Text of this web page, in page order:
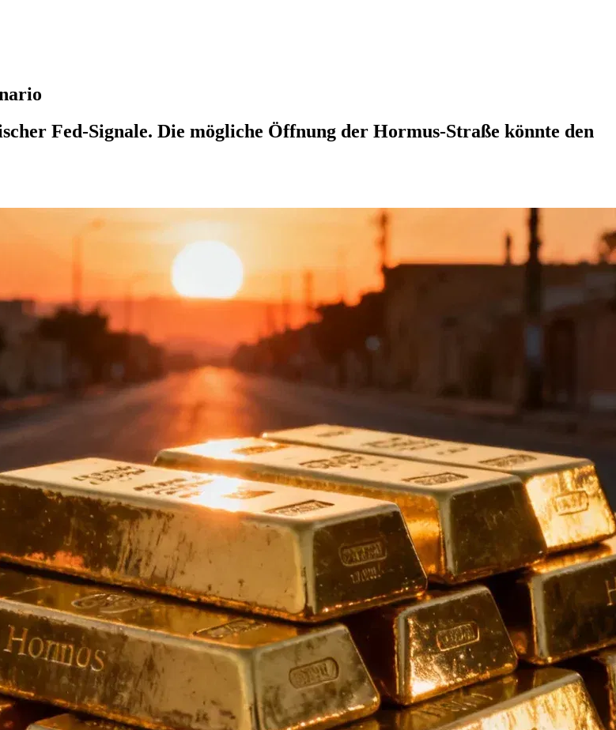
Fed-Signale. Die mögliche Öffnung der Hormus-Straße könnte den